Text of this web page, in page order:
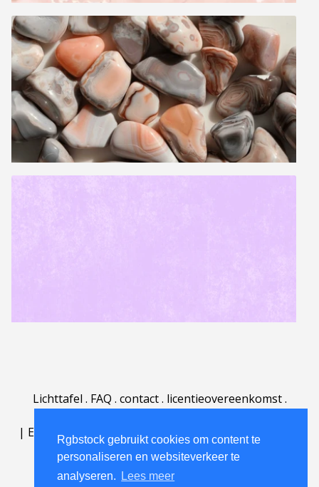
Rgbstock gebruikt cookies om content te
personaliseren en websiteverkeer te
analyseren.
Lees meer
Lichttafel . FAQ . contact. licentieovereenkomst.
| English | Deutsch Español | Português
Nederlands|